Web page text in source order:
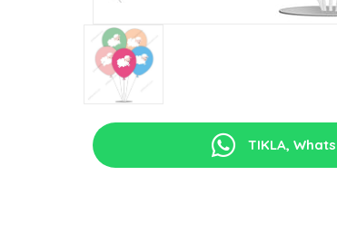
TIKLA,